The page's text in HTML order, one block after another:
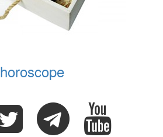
horoscope